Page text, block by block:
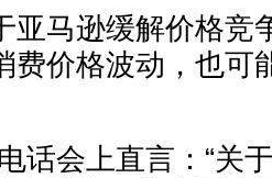
亚马逊缓解价格竞
费价格波动，也可
话会上直言：“关